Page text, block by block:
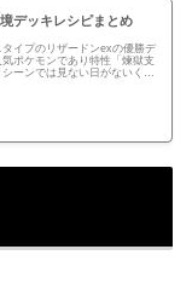
デッキレシピまとめ
イプのリザードンexの優勝デ
ポケモンであり特性「煉獄支
ーンでは見ない日がないくら